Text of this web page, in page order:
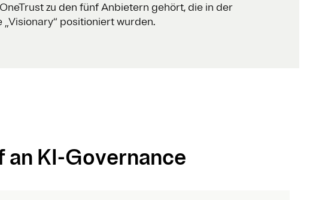
zu den fünf Anbietern gehört, die in der
„Visionary“ positioniert wurden.
KI-Governance